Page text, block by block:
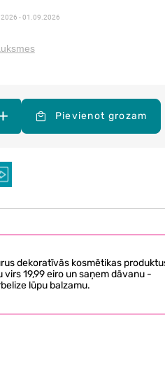
- 01.09.2026
Pievienot grozam
dekoratīvās kosmētikas
virs 19,99 eiro un saņem dāvanu -
lūpu balzamu.